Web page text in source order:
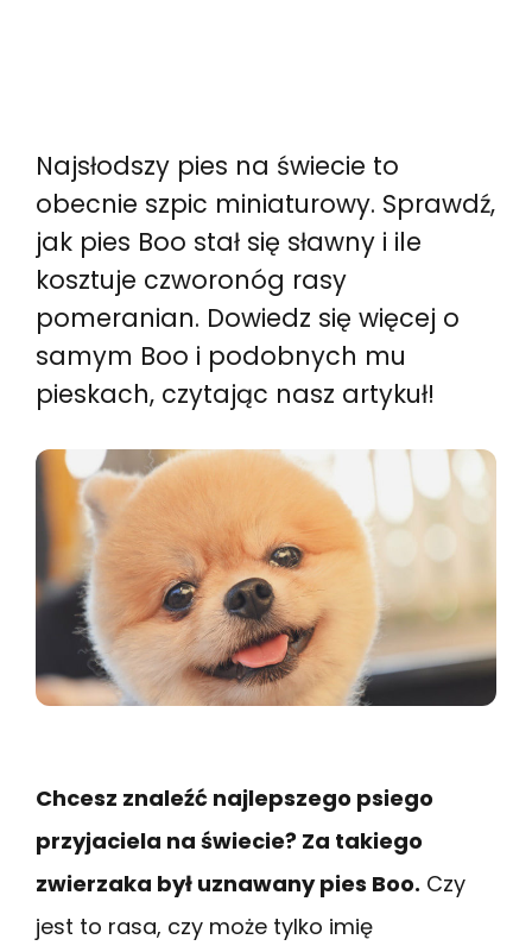
Najsłodszy pies na świecie to
obecnie szpic miniaturowy. Sprawdź,
jak pies Boo stał się sławny i ile
kosztuje czworonóg rasy
pomeranian. Dowiedz się więcej o
samym Boo i podobnych mu
pieskach, czytając nasz artykuł!
Chcesz znaleźć najlepszego psiego
przyjaciela na świecie? Za takiego
zwierzaka był uznawany pies Boo. Czy
jest to rasa, czy może tylko imię